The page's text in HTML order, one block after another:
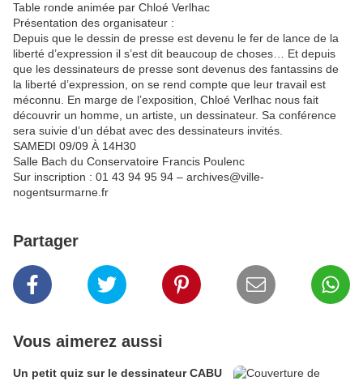
Table ronde animée par Chloé Verlhac
Présentation des organisateur :
Depuis que le dessin de presse est devenu le fer de lance de la
liberté d’expression il s’est dit beaucoup de choses… Et depuis
que les dessinateurs de presse sont devenus des fantassins de
la liberté d’expression, on se rend compte que leur travail est
méconnu. En marge de l’exposition, Chloé Verlhac nous fait
découvrir un homme, un artiste, un dessinateur. Sa conférence
sera suivie d’un débat avec des dessinateurs invités.
SAMEDI 09/09 À 14H30
Salle Bach du Conservatoire Francis Poulenc
Sur inscription : 01 43 94 95 94 – archives@ville-
nogentsurmarne.fr
Partager
Vous aimerez aussi
Un petit quiz sur le dessinateur CABU